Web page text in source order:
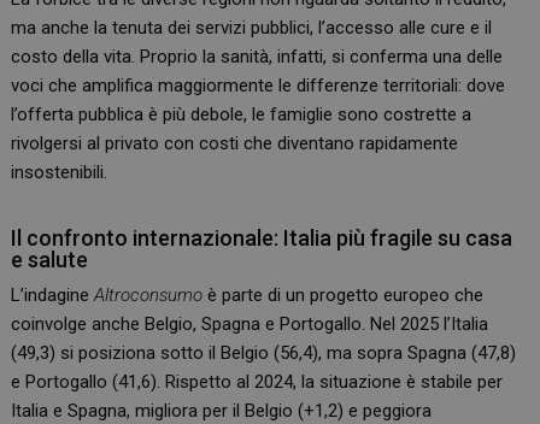
ma anche la tenuta dei servizi pubblici, l’accesso alle cure e il
costo della vita. Proprio la sanità, infatti, si conferma una delle
voci che amplifica maggiormente le differenze territoriali: dove
l’offerta pubblica è più debole, le famiglie sono costrette a
rivolgersi al privato con costi che diventano rapidamente
insostenibili.
Il confronto internazionale: Italia più fragile su casa
e salute
L’indagineAltroconsumo è parte di un progetto europeo che
coinvolge anche Belgio, Spagna e Portogallo. Nel 2025 l’Italia
(49,3) si posiziona sotto il Belgio (56,4), ma sopra Spagna (47,8)
e Portogallo (41,6). Rispetto al 2024, la situazione è stabile per
Italia e Spagna, migliora per il Belgio (+1,2) e peggiora